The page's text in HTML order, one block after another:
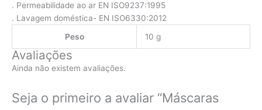
. Permeabilidade ao ar EN ISO9237:1995
. Lavagem doméstica- EN ISO6330:2012
Peso
10 g
Avaliações
Ainda não existem avaliações.
Seja o primeiro a avaliar “Máscaras